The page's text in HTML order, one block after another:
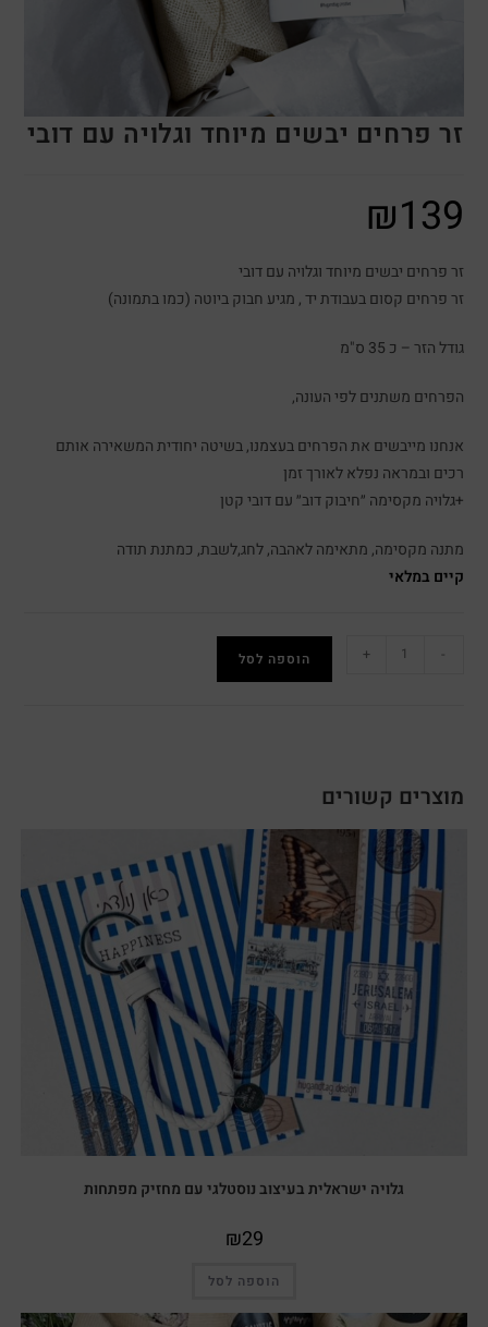
זר פרחים יבשים מיוחד וגלויה עם דובי
₪139
זר פרחים יבשים מיוחד וגלויה עם דובי
זר פרחים קסום בעבודת יד , מגיע חבוק ביוטה (כמו בתמונה)
גודל הזר – כ 35 ס"מ
הפרחים משתנים לפי העונה,
אנחנו מייבשים את הפרחים בעצמנו, בשיטה יחודית המשאירה אותם
רכים ובמראה נפלא לאורך זמן
+גלויה מקסימה ״חיבוק דוב״ עם דובי קטן
מתנה מקסימה, מתאימה לאהבה, לחג,לשבת, כמתנת תודה
קיים במלאי
+ הוספה לסל
מוצרים קשורים
גלויה ישראלית בעיצוב נוסטלגי עם מחזיק מפתחות
₪29
הוספה לסל